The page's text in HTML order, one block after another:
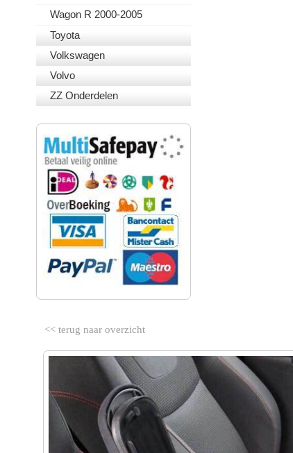
Wagon R 2000-2005
Toyota
Volkswagen
Volvo
ZZ Onderdelen
<< terug naar overzicht